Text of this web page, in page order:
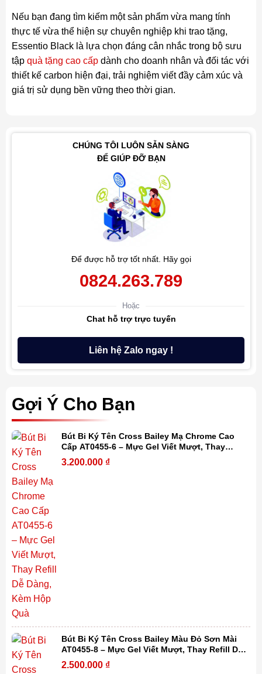
Nếu bạn đang tìm kiếm một sản phẩm vừa mang tính
thực tế vừa thể hiện sự chuyên nghiệp khi trao tặng,
Essentio Black là lựa chọn đáng cân nhắc trong bộ sưu
tập quà tặng cao cấpdành cho doanh nhân và đối tác với
thiết kế carbon hiện đại, trải nghiệm viết đầy cảm xúc và
giá trị sử dụng bền vững theo thời gian.
CHÚNG TÔI LUÔN SẴN SÀNG
ĐỂ GIÚP ĐỠ BẠN
Để được hỗ trợ tốt nhất. Hãy gọi
0824.263.789
Hoặc
Chat hỗ trợ trực tuyến
Liên hệ Zalo ngay !
Gợi Ý Cho Bạn
Bút Bi Ký Tên Cross Bailey Mạ Chrome Cao
Cấp AT0455-6 – Mực Gel Viết Mượt, Thay
Refill Dễ Dàng, Kèm Hộp Quà
3.200.000 ₫
Bút Bi Ký Tên Cross Bailey Màu Đỏ Sơn Mài
AT0455-8 – Mực Gel Viết Mượt, Thay Refill Dễ
Dàng, Kèm Hộp Quà
2.500.000 ₫